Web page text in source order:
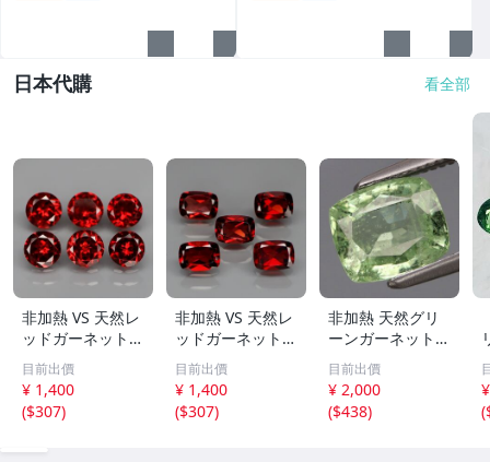
日本代購 看全部
非加熱 VS 天然レ
ッドガーネット 6
mm x 6個 6.69カ
ラット
目前出價
¥ 1,400
($307)
非加熱 VS 天然レ
ッドガーネット 7
x5mm x 5個 5.70
カラット
目前出價
¥ 1,400
($307)
非加熱 天然グリ
ーンガーネット
7.3x6.1mm 1.73
カラット/Tsavori
te
目前出價
¥ 2,000
($438)
(